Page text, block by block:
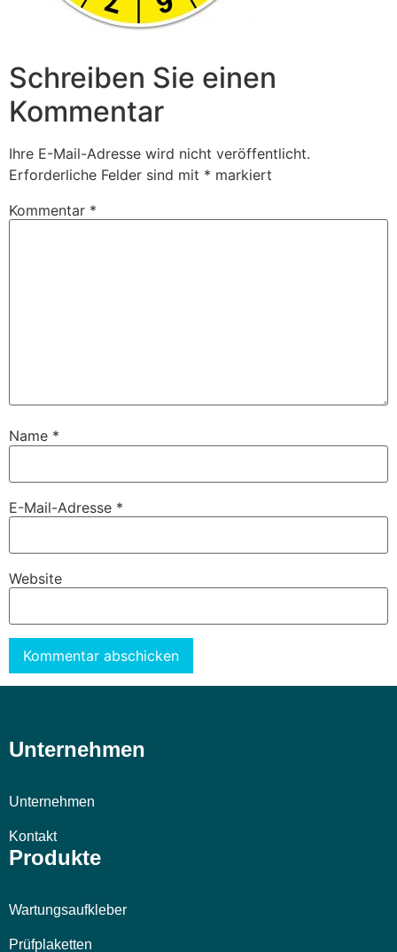
Schreiben Sie einen
Kommentar
Ihre E-Mail-Adresse wird nicht veröffentlicht.
Erforderliche Felder sind mit * markiert
Kommentar *
Name *
E-Mail-Adresse *
Website
Unternehmen
Unternehmen
Kontakt
Produkte
Wartungsaufkleber
Prüfplaketten